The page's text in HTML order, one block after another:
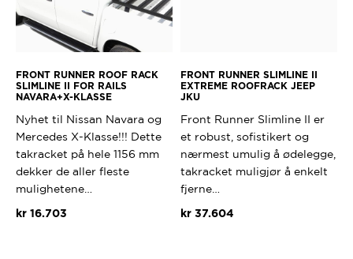
FRONT RUNNER ROOF RACK
SLIMLINE II FOR RAILS
NAVARA+X-KLASSE
Nyhet til Nissan Navara og
Mercedes X-Klasse!!! Dette
takracket på hele 1156 mm
dekker de aller fleste
mulighetene…
kr16.703
FRONT RUNNER SLIMLINE II
EXTREME ROOFRACK JEEP
JKU
Front Runner Slimline II er
et robust, sofistikert og
nærmest umulig å ødelegge,
takracket muligjør å enkelt
fjerne…
kr 37.604